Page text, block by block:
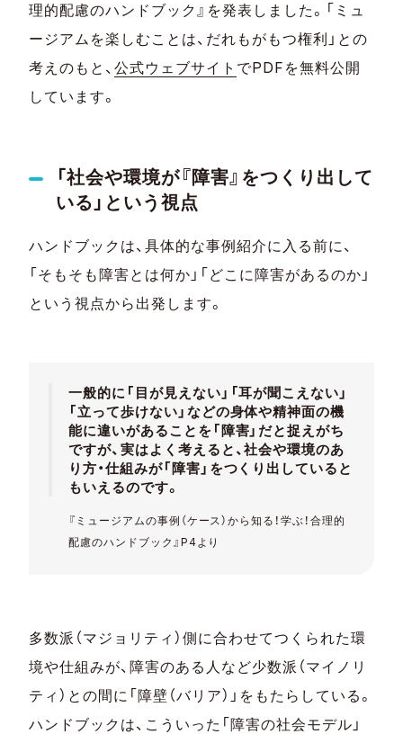
理的配慮のハンドブック』を発表しました。「ミュ
ージアムを楽しむことは、だれもがもつ権利」との
考えのもと、公式ウェブサイト でPDFを無料公開
しています。
「社会や環境が『障害』をつくり出して
いる」という視点
ハンドブックは、具体的な事例紹介に入る前に、
「そもそも障害とは何か」「どこに障害があるのか」
という視点から出発します。
一般的に「目が見えない」「耳が聞こえない」
「立って歩けない」などの身体や精神面の機
能に違いがあることを「障害」だと捉えがち
ですが、実はよく考えると、社会や環境のあ
り方・仕組みが「障害」をつくり出していると
もいえるのです。
『ミュージアムの事例（ケース）から知る！学ぶ！合理的
配慮のハンドブック』P4より
多数派（マジョリティ）側に合わせてつくられた環
境や仕組みが、障害のある人など少数派（マイノリ
ティ）との間に「障壁（バリア）」をもたらしている。
ハンドブックは、こういった「障害の社会モデル」